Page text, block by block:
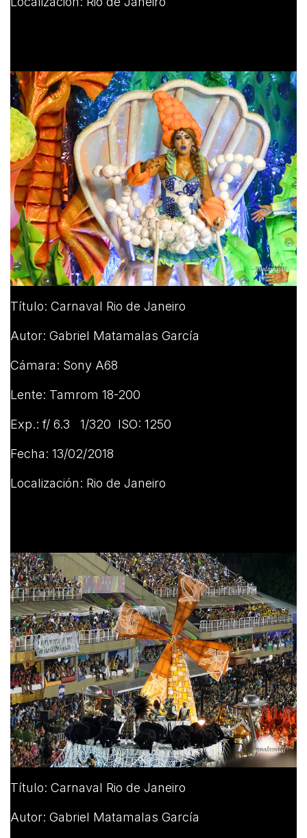
Título: Carnaval Rio de Janeiro
Autor: Gabriel Matamalas García
Cámara: Sony A68
Lente: Tamrom 18-200
Exp.: f/ 6.3 1/320 ISO: 1250
Fecha: 13/02/2018
Localización: Rio de Janeiro
Título: Carnaval Rio de Janeiro
Autor: Gabriel Matamalas García